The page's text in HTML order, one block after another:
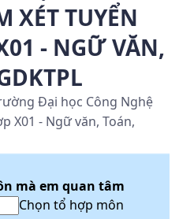
XÉT TUYỂN
- NGỮ VĂN,
Đại học Công Nghệ
X01 - Ngữ văn, Toán,
mà em quan tâm
Chọn tổ hợp môn